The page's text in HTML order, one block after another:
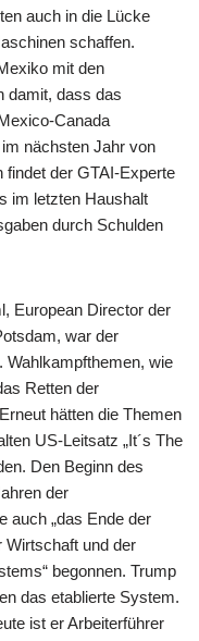
auch in die Lücke
schaffen.
mit den
damit, dass das
Canada
nächsten Jahr von
findet der GTAI-Experte
im letzten Haushalt
durch Schulden
European Director der
war der
Wahlkampfthemen, wie
Retten der
hätten die Themen
US-Leitsatz „It´s The
Den Beginn des
der
auch „das Ende der
Wirtschaft und der
begonnen. Trump
das etablierte System.
ist er Arbeiterführer